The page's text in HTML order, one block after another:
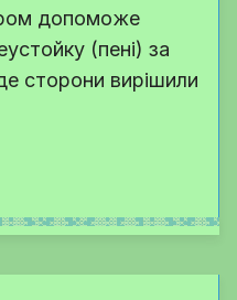
допоможе
(пені) за
сторони вирішили